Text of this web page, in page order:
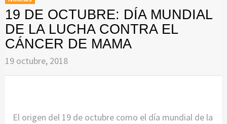
19 DE OCTUBRE: DÍA MUNDIAL
DE LA LUCHA CONTRA EL
CÁNCER DE MAMA
19 octubre, 2018
El origen del 19 de octubre como el día mundial de la